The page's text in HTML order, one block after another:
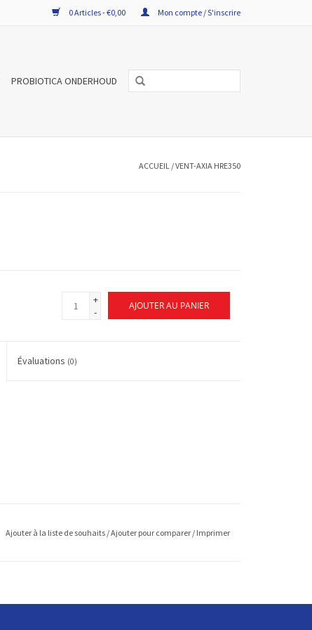
0 Articles - €0,00 Mon compte / S'inscrire
PROBIOTICA ONDERHOUD
ACCUEIL /VENT-AXIA HRE350
+
-
AJOUTER AU PANIER
Évaluations (0)
Ajouter à la liste de souhaits /Ajouter pour comparer / Imprimer